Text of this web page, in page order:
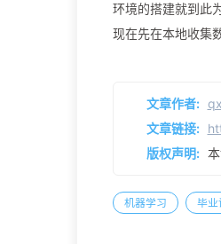
环境的搭建就到此
现在先在本地收集
文章作者:
文章链接:
版权声明:
机器学习 毕业